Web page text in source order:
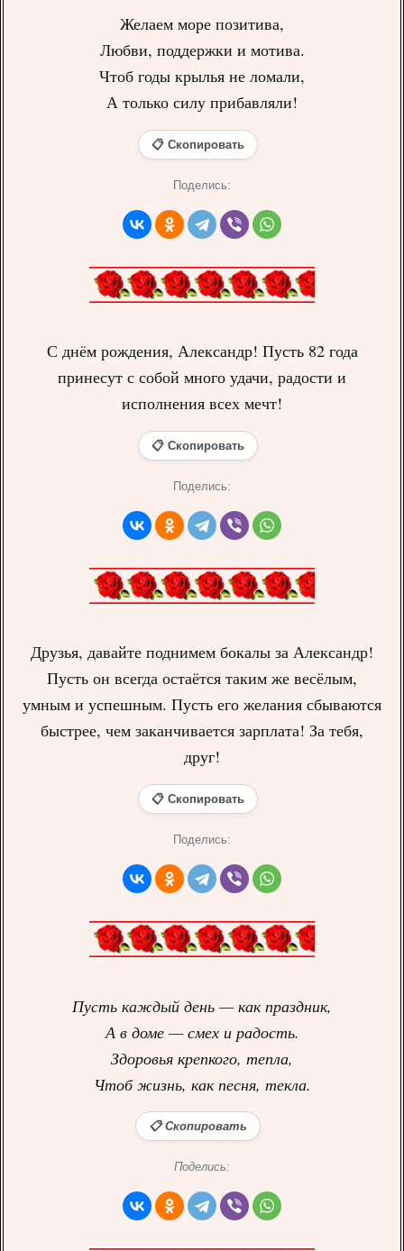
Желаем море позитива,
Любви, поддержки и мотива.
Чтоб годы крылья не ломали,
А только силу прибавляли!
📋 Скопировать
Поделись:
С днём рождения, Александр! Пусть 82 года
принесут с собой много удачи, радости и
исполнения всех мечт!
📋 Скопировать
Поделись:
Друзья, давайте поднимем бокалы за Александр!
Пусть он всегда остаётся таким же весёлым,
умным и успешным. Пусть его желания сбываются
быстрее, чем заканчивается зарплата! За тебя,
друг!
📋 Скопировать
Поделись:
Пусть каждый день — как праздник,
А в доме — смех и радость.
Здоровья крепкого, тепла,
Чтоб жизнь, как песня, текла.
📋 Скопировать
Поделись: